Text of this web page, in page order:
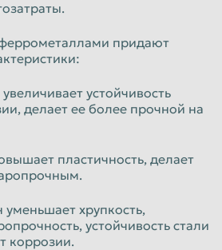
Кострома
Курган
Магнитогорск
Мурманск
Нижневартовск
придают
устойчивость
делает ее более прочной на
пластичность, делает
хрупкость,
устойчивость стали
коррозии.